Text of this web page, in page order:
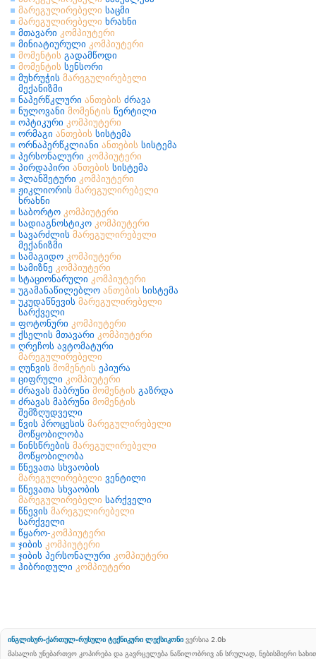
მარეგულირებელი საცმი
მარეგულირებელი ხრახნი
მთავარი კომპიუტერი
მინიატიურული კომპიუტერი
მომენტის გადამწოდი
მომენტის სენსორი
მუხრუჭის მარეგულირებელი
მექანიზმი
ნაპერწკლური ანთების ძრავა
ნულოვანი მომენტის წერტილი
ოპტიკური კომპიუტერი
ორმაგი ანთების სისტემა
ორნაპერწკლიანი ანთების სისტემა
პერსონალური კომპიუტერი
პირდაპირი ანთების სისტემა
პლანშეტური კომპიუტერი
ჟიკლიორის მარეგულირებელი
ხრახნი
საბორტო კომპიუტერი
სადიაგნოსტიკო კომპიუტერი
სავარძლის მარეგულირებელი
მექანიზმი
სამაგიდო კომპიუტერი
სამიზნე კომპიუტერი
სტაციონარული კომპიუტერი
უგამანაწილებლო ანთების სისტემა
უკუდაწნევის მარეგულირებელი
სარქველი
ფოტონური კომპიუტერი
ქსელის მთავარი კომპიუტერი
ღრეჩოს ავტომატური
მარეგულირებელი
ღუნვის მომენტის ეპიურა
ციფრული კომპიუტერი
ძრავას მაბრუნი მომენტის გაზრდა
ძრავას მაბრუნი მომენტის
შემზღუდველი
წვის პროცესის მარეგულირებელი
მოწყობილობა
წინსწრების მარეგულირებელი
მოწყობილობა
წნევათა სხვაობის
მარეგულირებელი ვენტილი
წნევათა სხვაობის
მარეგულირებელი სარქველი
წნევის მარეგულირებელი
სარქველი
წყარო-კომპიუტერი
ჯიბის კომპიუტერი
ჯიბის პერსონალური კომპიუტერი
ჰიბრიდული კომპიუტერი
ინგლისურ-ქართულ-რუსული ტექნიკური ლექსიკონი ვერსია 2.0b
მასალის უნებართვო კოპირება და გავრცელება ნაწილობრივ ან სრულად, ნებისმიერი